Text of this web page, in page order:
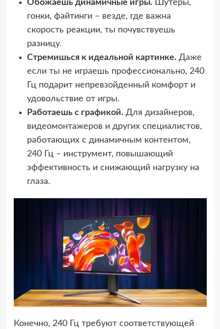
Обожаешь динамичные игры.Шутеры,
гонки, файтинги – везде, где важна
скорость реакции, ты почувствуешь
разницу.
Стремишься к идеальной картинке.Даже
если ты не играешь профессионально, 240
Гц подарит непревзойденный комфорт и
удовольствие от игры.
Работаешь с графикой.Для дизайнеров,
видеомонтажеров и других специалистов,
работающих с динамичным контентом,
240 Гц – инструмент, повышающий
эффективность и снижающий нагрузку на
глаза.
Конечно, 240 Гц требуют соответствующей